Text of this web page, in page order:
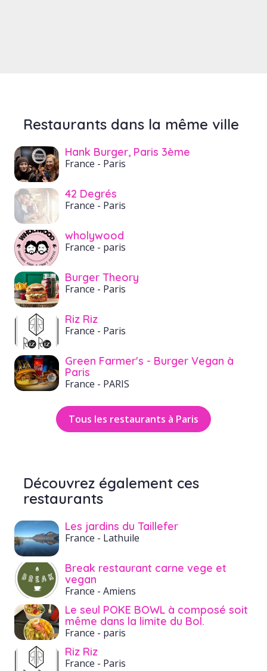
Restaurants dans la même ville
Hank Burger, Paris 3ème
France - Paris
42 Degrés
France - Paris
wholywood
France - paris
Burger Theory
France - Paris
Riz Riz
France - Paris
Green Farmer's - Burger Vegan à
Paris
France - PARIS
Tous les restaurants à Paris
Découvrez également ces
restaurants
Les jardins du Taillefer
France - Lathuile
Break restaurant carne vege et
vegan
France - Amiens
Le seul POKE BOWL à composé soit
même dans la limite du Bol.
France - paris
Riz Riz
France - Paris